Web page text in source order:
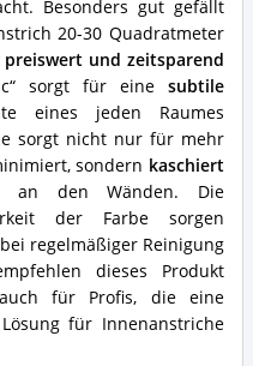
Besonders gut gefällt
20-30 Quadratmeter
preiswert und zeitsparend
sorgt für eine subtile
eines jeden Raumes
sorgt nicht nur für mehr
sondern kaschiert
an den Wänden. Die
der Farbe sorgen
regelmäßiger Reinigung
dieses Produkt
für Profis, die eine
für Innenanstriche